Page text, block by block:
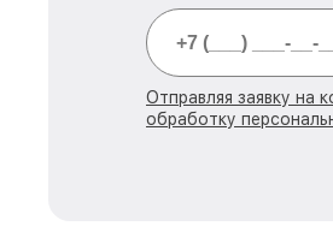
Отправляя заявку на
обработку